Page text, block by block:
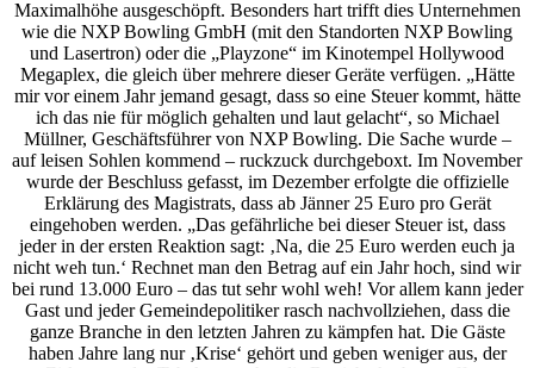
Maximalhöhe ausgeschöpft. Besonders hart trifft dies Unternehmen
wie die NXP Bowling GmbH (mit den Standorten NXP Bowling
und Lasertron) oder die „Playzone“ im Kinotempel Hollywood
Megaplex, die gleich über mehrere dieser Geräte verfügen. „Hätte
mir vor einem Jahr jemand gesagt, dass so eine Steuer kommt, hätte
ich das nie für möglich gehalten und laut gelacht“, so Michael
Müllner, Geschäftsführer von NXP Bowling. Die Sache wurde –
auf leisen Sohlen kommend – ruckzuck durchgeboxt. Im November
wurde der Beschluss gefasst, im Dezember erfolgte die offizielle
Erklärung des Magistrats, dass ab Jänner 25 Euro pro Gerät
eingehoben werden. „Das gefährliche bei dieser Steuer ist, dass
jeder in der ersten Reaktion sagt: ‚Na, die 25 Euro werden euch ja
nicht weh tun.‘ Rechnet man den Betrag auf ein Jahr hoch, sind wir
bei rund 13.000 Euro – das tut sehr wohl weh! Vor allem kann jeder
Gast und jeder Gemeindepolitiker rasch nachvollziehen, dass die
ganze Branche in den letzten Jahren zu kämpfen hat. Die Gäste
haben Jahre lang nur ‚Krise‘ gehört und geben weniger aus, der